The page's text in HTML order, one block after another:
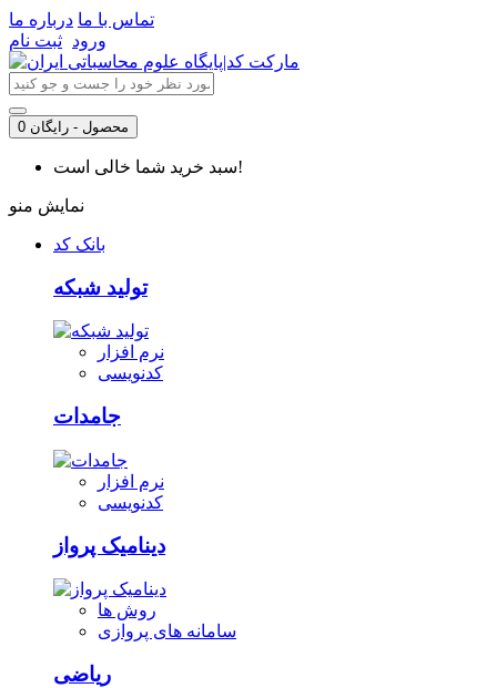
تماس با ما درباره ما
ورود ثبت نام
0 محصول - رایگان
سبد خرید شما خالی است!
نمایش منو
بانک کد
تولید شبکه
نرم افزار
کدنویسی
جامدات
نرم افزار
کدنویسی
دینامیک پرواز
روش ها
سامانه های پروازی
ریاضی